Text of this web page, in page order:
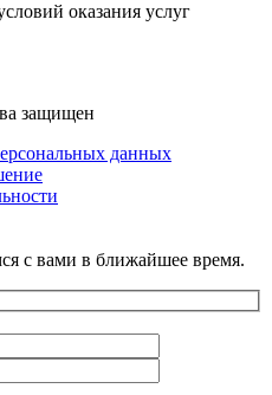
оказания услуг
защищен
данных
с вами в ближайшее время.